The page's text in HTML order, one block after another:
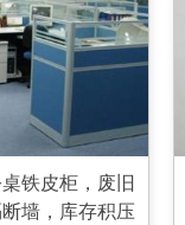
铁皮柜，废旧
墙，库存积压